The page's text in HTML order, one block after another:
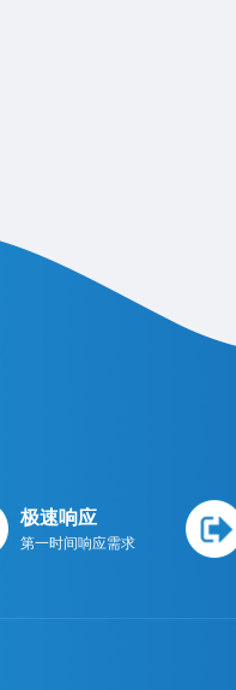
极速响应
第一时间响应需求